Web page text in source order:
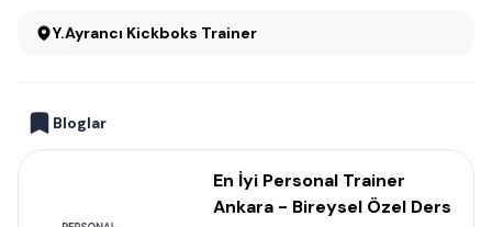
Y.Ayrancı Kickboks Trainer
Bloglar
En İyi Personal Trainer
Ankara - Bireysel Özel Ders